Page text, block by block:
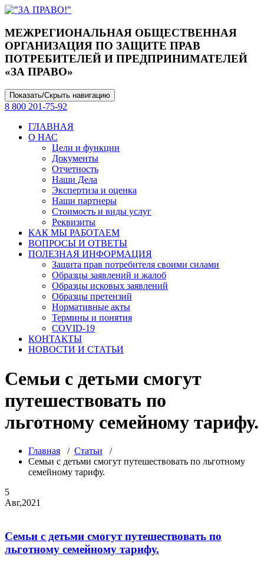
МЕЖРЕГИОНАЛЬНАЯ ОБЩЕСТВЕННАЯ
ОРГАНИЗАЦИЯ ПО ЗАЩИТЕ ПРАВ
ПОТРЕБИТЕЛЕЙ И ПРЕДПРИНИМАТЕЛЕЙ
«ЗА ПРАВО»
Показать/Скрыть навигацию
8 800 201-75-92
ГЛАВНАЯ
О НАС
Цели и функции
Документы
Отчетность
Наши Дела
Экспертиза и оценка
Наши партнеры
Стоимость и виды услуг
Реквизиты
КАК МЫ РАБОТАЕМ
ВОПРОСЫ И ОТВЕТЫ
ПОЛЕЗНАЯ ИНФОРМАЦИЯ
Защита прав потребителя своими силами
Образцы заявлений и жалоб
Образцы исковых заявлений
Образцы претензий
Нормативные акты
Термины и понятия
COVID-19
КОНТАКТЫ
НОВОСТИ И СТАТЬИ
Семьи с детьми смогут
путешествовать по
льготному семейному тарифу.
Главная / Статьи /
Семьи с детьми смогут путешествовать по льготному
семейному тарифу.
5
Авг,2021
Семьи с детьми смогут путешествовать по
льготному семейному тарифу.